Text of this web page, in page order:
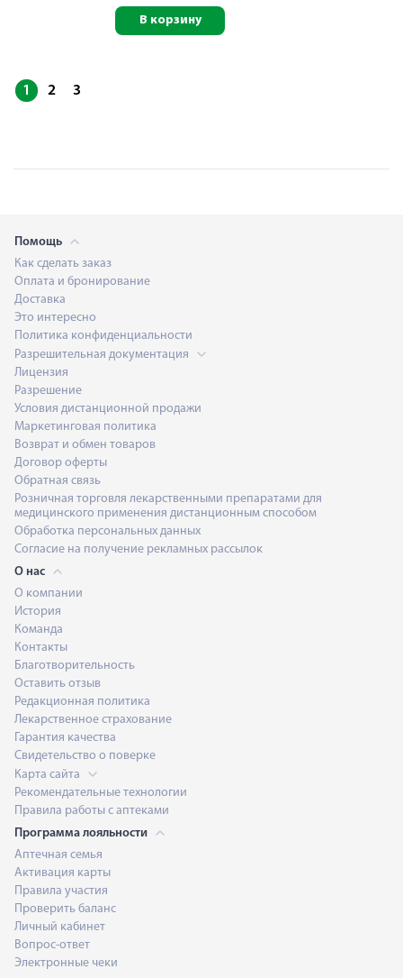
В корзину
1 2 3
Помощь
Как сделать заказ
Оплата и бронирование
Доставка
Это интересно
Политика конфиденциальности
Разрешительная документация
Лицензия
Разрешение
Условия дистанционной продажи
Маркетинговая политика
Возврат и обмен товаров
Договор оферты
Обратная связь
Розничная торговля лекарственными препаратами для
медицинского применения дистанционным способом
Обработка персональных данных
Согласие на получение рекламных рассылок
О нас
О компании
История
Команда
Контакты
Благотворительность
Оставить отзыв
Редакционная политика
Лекарственное страхование
Гарантия качества
Свидетельство о поверке
Карта сайта
Рекомендательные технологии
Правила работы с аптеками
Программа лояльности
Аптечная семья
Активация карты
Правила участия
Проверить баланс
Личный кабинет
Вопрос-ответ
Электронные чеки